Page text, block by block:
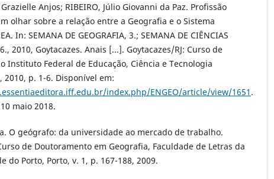
Grazielle Anjos; RIBEIRO, Júlio Giovanni da Paz. Profissão
olhar sobre a relação entre a Geografia e o Sistema
In: SEMANA DE GEOGRAFIA, 3.; SEMANA DE CIÊNCIAS
2010, Goytacazes. Anais [...]. Goytacazes/RJ: Curso de
Instituto Federal de Educação, Ciência e Tecnologia
2010, p. 1-6. Disponível em:
index.php/ENGEO/article/view/1651 .
maio 2018.
O geógrafo: da universidade ao mercado de trabalho.
de Doutoramento em Geografia, Faculdade de Letras da
do Porto, Porto, v. 1, p. 167-188, 2009.